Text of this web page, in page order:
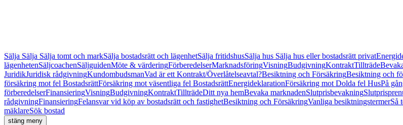
Sälja Sälja Sälja tomt och markSälja bostadsrätt och lägenhetSälja fritidshusSälja hus Sälja hus eller bostadsrätt privat
lägenhetenSäljcoachenSäljguidenMöte & värderingFörberedelserMarknadsföringVisningBudgivningKontraktTillträde
JuridikJuridisk rådgivningKundombudsmanVad är ett Kontrakt/Överlåtelseavtal?Besiktning och FörsäkringBesiktning och
försäkring mot fel BostadsrättFörsäkring mot väsentliga fel BostadsrättEnergideklarationFörsäkring mot Dolda fel HusPå
förberedelserFinansieringVisningBudgivningKontraktTillträdeDitt nya hemBevaka marknadenSlutprisbevakning
rådgivningFinansieringFelansvar vid köp av bostadsrätt och fastighetBesiktning och FörsäkringVanliga besiktningstermerSå
mäklareSök bostad
stäng meny